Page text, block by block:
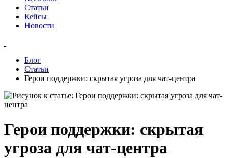
Статьи
Кейсы
Новости
Блог
Статьи
Герои поддержки: скрытая угроза для чат-центра
Герои поддержки: скрытая
угроза для чат-центра